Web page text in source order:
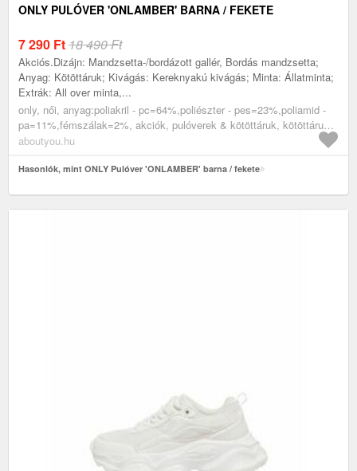
ONLY PULÓVER 'ONLAMBER' BARNA / FEKETE
7 290 Ft18 490 Ft
Akciós.Dizájn: Mandzsetta-/bordázott gallér, Bordás mandzsetta;
Anyag: Kötöttáruk; Kivágás: Kereknyakú kivágás; Minta: Állatminta;
Extrák: All over minta,...
only, női, anyag:poliakril - pc=64%,poliészter - pes=23%,poliamid -
pa=11%,fémszálak=2%, akciók, pulóverek & kötöttáruk, kötöttáruk,
finomkötött pulóverek, barna, fekete
aboutyou.hu
Hasonlók, mint ONLY Pulóver 'ONLAMBER' barna / fekete